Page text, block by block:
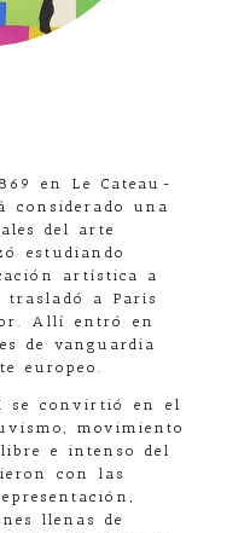
en Le Cateau-
considerado una
del arte
estudiando
artística a
a París
Allí entró en
de vanguardia
europeo.
se convirtió en el
movimiento
e intenso del
con las
llenas de